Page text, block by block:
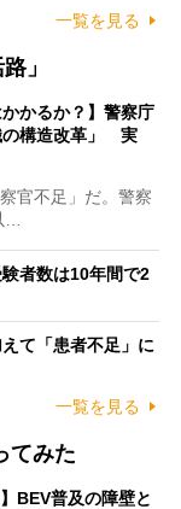
一覧を見る
」
かるか？】警察庁
の構造改革」 実
官不足」だ。警察
者数は10年間で2
て「患者不足」に
一覧を見る
てみた
BEV普及の障壁と